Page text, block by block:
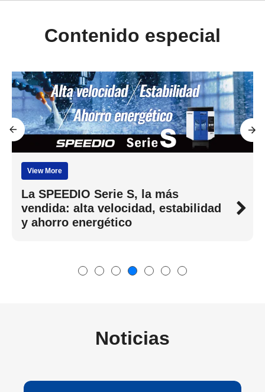
Contenido especial
View More
La SPEEDIO Serie S, la más
vendida: alta velocidad, estabilidad
y ahorro energético
Noticias